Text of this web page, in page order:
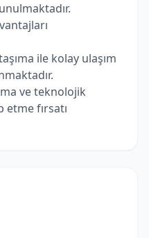
ile kolay ulaşım
ve teknolojik
fırsatı